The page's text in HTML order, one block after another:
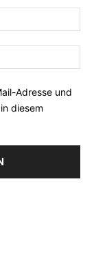
Adresse und
diesem